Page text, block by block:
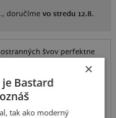
doručímevo stredu 12.8.
švov perfektne
(185 g/m²), takže to
meria 185 cm a váží 90 kg
×
je Bastard
tak ako moderný